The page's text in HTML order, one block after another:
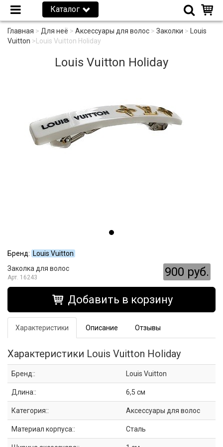
Каталог
Главная > Для неё > Аксессуары для волос > Заколки >
Louis
Vuitton > Louis Vuitton Holiday
Louis Vuitton Holiday
Бренд: Louis Vuitton
Заколка для волос
16243 900 руб.
Добавить в корзину
Характеристики Описание Отзывы
Характеристики Louis Vuitton Holiday
Бренд:: Louis Vuitton
Длина:: 6,5 см
Категория:: Аксессуары для волос
Материал корпуса:: Сталь